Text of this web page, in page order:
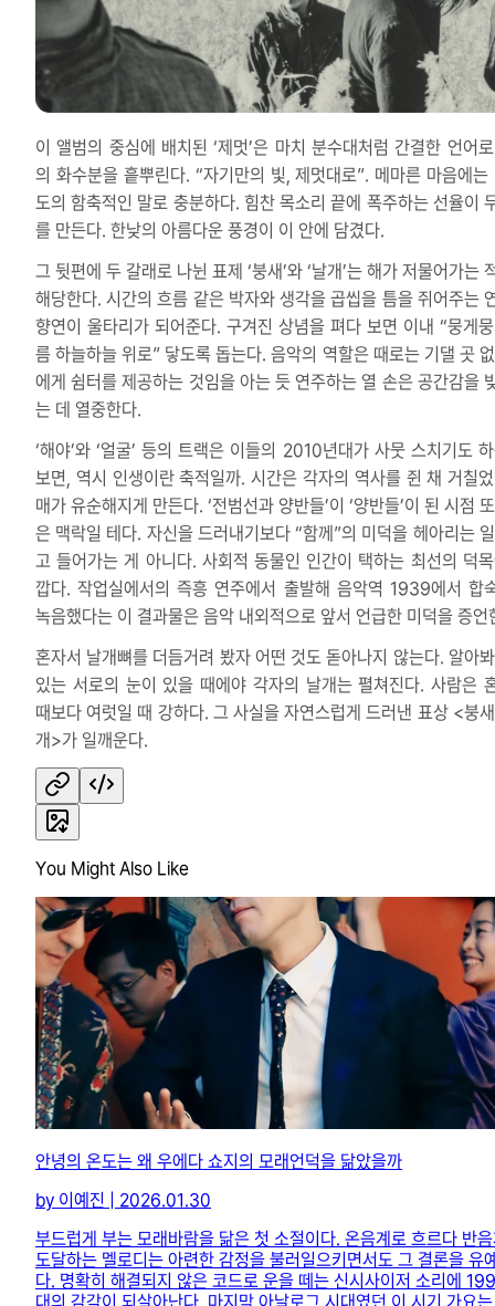
이 앨범의 중심에 배치된 ‘제멋’은 마치 분수대처럼 간결한 언어
의 화수분을 흩뿌린다. “자기만의 빛, 제멋대로”. 메마른 마음에는
도의 함축적인 말로 충분하다. 힘찬 목소리 끝에 폭주하는 선율이
를 만든다. 한낮의 아름다운 풍경이 이 안에 담겼다.
그 뒷편에 두 갈래로 나뉜 표제 ‘붕새’와 ‘날개’는 해가 저물어가는
해당한다. 시간의 흐름 같은 박자와 생각을 곱씹을 틈을 쥐어주는
향연이 울타리가 되어준다. 구겨진 상념을 펴다 보면 이내 “뭉게
름 하늘하늘 위로” 닿도록 돕는다. 음악의 역할은 때로는 기댈 곳
에게 쉼터를 제공하는 것임을 아는 듯 연주하는 열 손은 공간감을
는 데 열중한다.
‘해야’와 ‘얼굴’ 등의 트랙은 이들의 2010년대가 사뭇 스치기도
보면, 역시 인생이란 축적일까. 시간은 각자의 역사를 쥔 채 거칠
매가 유순해지게 만든다. ‘전범선과 양반들’이 ‘양반들’이 된 시점
은 맥락일 테다. 자신을 드러내기보다 “함께”의 미덕을 헤아리는
고 들어가는 게 아니다. 사회적 동물인 인간이 택하는 최선의 덕
깝다. 작업실에서의 즉흥 연주에서 출발해 음악역 1939에서 합
녹음했다는 이 결과물은 음악 내외적으로 앞서 언급한 미덕을 증언
혼자서 날개뼈를 더듬거려 봤자 어떤 것도 돋아나지 않는다. 알아
있는 서로의 눈이 있을 때에야 각자의 날개는 펼쳐진다. 사람은
때보다 여럿일 때 강하다. 그 사실을 자연스럽게 드러낸 표상 <붕
개>가 일깨운다.
You Might Also Like
안녕의 온도는 왜 우에다 쇼지의 모래언덕을 닮았을까
by 이예진 | 2026.01.30
부드럽게 부는 모래바람을 닮은 첫 소절이다. 온음계로 흐르다 반
도달하는 멜로디는 아련한 감정을 불러일으키면서도 그 결론을 유
다. 명확히 해결되지 않은 코드로 운을 떼는 신시사이저 소리에